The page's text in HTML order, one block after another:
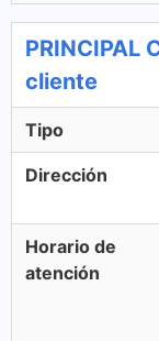
PRINCIPAL
cliente
Tipo
Dirección
Horario de
atención